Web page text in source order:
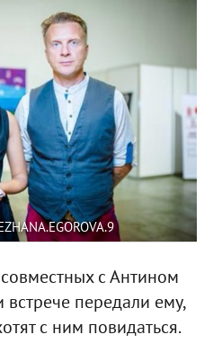
с Антином
передали ему,
с ним повидаться.